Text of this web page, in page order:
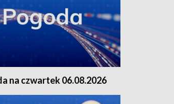
na czwartek 06.08.2026